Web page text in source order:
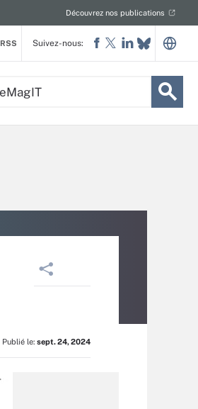
Découvrez nos publications
RSS Suivez-nous:
Publié le: sept. 24, 2024